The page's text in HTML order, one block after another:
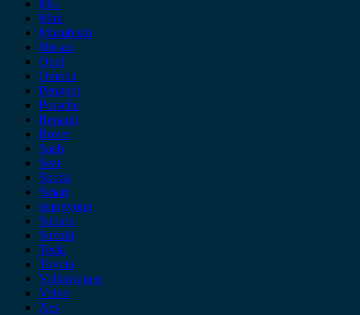
MG
Mini
Mitsubishi
Nissan
Opel
Omoda
Peugeot
Porsche
Renault
Rover
Saab
Seat
Skoda
Smart
ssangyong
Subaru
Suzuki
Tesla
Toyota
Volkswagen
Volvo
Xev